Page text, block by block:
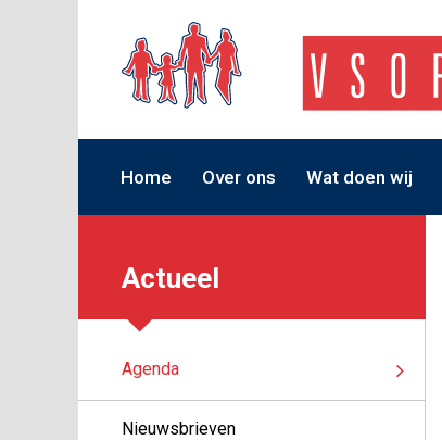
Home Over ons Wat doen wij
Actueel
Agenda
Nieuwsbrieven